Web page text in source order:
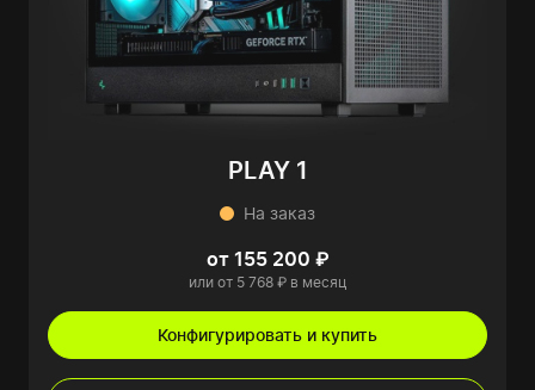
PLAY 1
На заказ
от 155 200 ₽
или от 5 768 ₽ в месяц
Конфигурировать и купить